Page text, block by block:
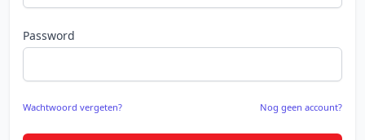
Password
Wachtwoord vergeten? Nog geen account?